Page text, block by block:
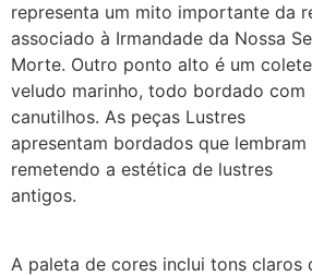
representa um mito importante da
associado à Irmandade da Nossa
Morte. Outro ponto alto é um
veludo marinho, todo bordado com
canutilhos. As peças Lustres
apresentam bordados que lembram
remetendo a estética de lustres
antigos.
A paleta de cores inclui tons claros